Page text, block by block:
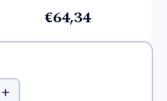
€64,34
+